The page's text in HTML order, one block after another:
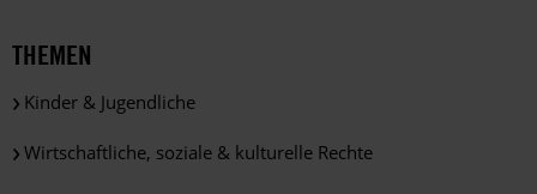
THEMEN
Kinder & Jugendliche
Wirtschaftliche, soziale & kulturelle Rechte